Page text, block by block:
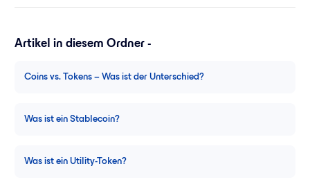
Artikel in diesem Ordner -
Coins vs. Tokens – Was ist der Unterschied?
Was ist ein Stablecoin?
Was ist ein Utility-Token?